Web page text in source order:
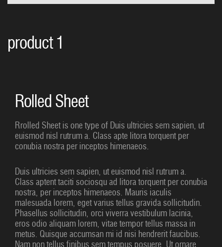
product 1
Rolled Sheet
Rrolled Sheet is one type of Duis ultricies sem sapien, ut
euismod nisl rutrum a. Class apte litora torquent per
conubia nostra per inceptos himenaeos.
Duis ultricies sem sapien, ut euismod nisl rutrum a.
Class aptent taciti sociosqu ad litora torquent per conubia
nostra, per inceptos himenaeos. Mauris iaculis
malesuada lorem, eget varius tellus gravida sollicitudin.
Phasellus sollicitudin, orci viverra vestibulum lacinia,
eros odio aliquam lorem, vitae tempor tellus massa in
metus. Quisque accumsan mi id nisi hendrerit faucibus.
Nam non tellus finibus sem tempus posuere. Ut ornare